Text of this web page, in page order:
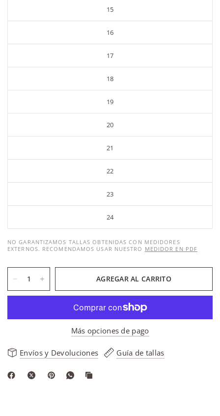
15
16
17
18
19
20
21
22
23
24
NO GARANTIZAMOS TALLAS OBTENIDAS CON MEDIDORES
EXTERNOS. RECOMENDAMOS USAR NUESTRO MEDIDOR EN PDF
AGREGAR AL CARRITO
Más opciones de pago
Envíos y Devoluciones Guía de tallas